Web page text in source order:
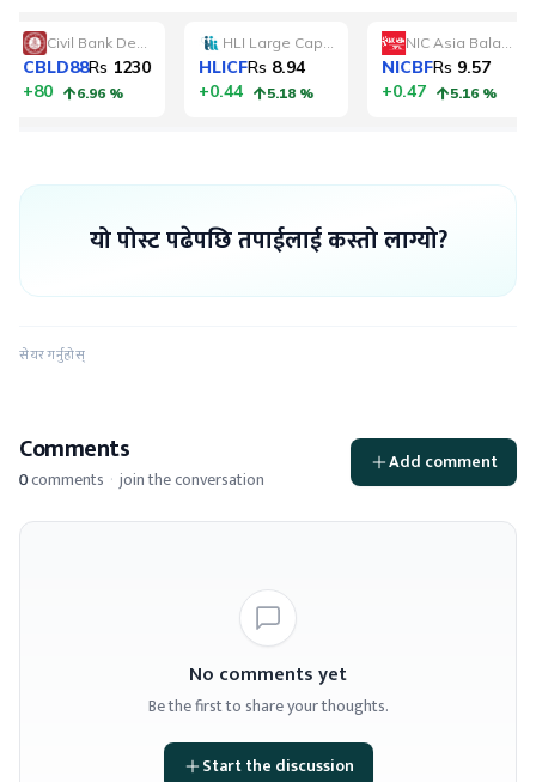
यो पोस्ट पढेपछि तपाईलाई कस्तो लाग्यो?
सेयर गर्नुहोस्
Comments
0comments · join the conversation
Add comment
No comments yet
Be the first to share your thoughts.
Start the discussion